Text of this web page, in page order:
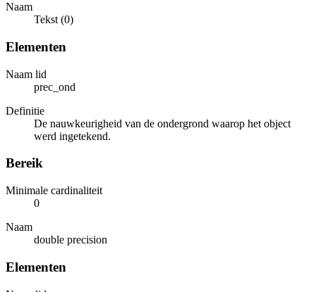
Naam
Tekst (0)
Elementen
Naam lid
prec_ond
Definitie
De nauwkeurigheid van de ondergrond waarop het object
werd ingetekend.
Bereik
Minimale cardinaliteit
0
Naam
double precision
Elementen